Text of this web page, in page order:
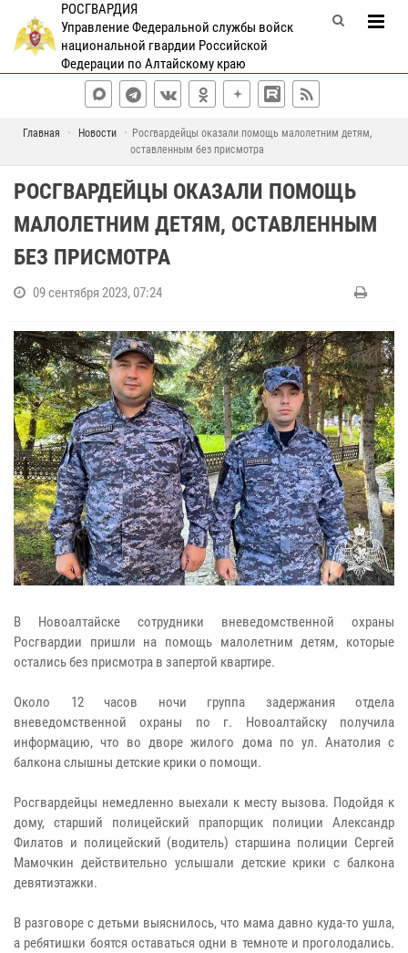
РОСГВАРДИЯ
Управление Федеральной службы войск
национальной гвардии Российской
Федерации по Алтайскому краю
Главная Новости
Росгвардейцы оказали помощь малолетним детям,
оставленным без присмотра
РОСГВАРДЕЙЦЫ ОКАЗАЛИ ПОМОЩЬ
МАЛОЛЕТНИМ ДЕТЯМ, ОСТАВЛЕННЫМ
БЕЗ ПРИСМОТРА
09 сентября 2023, 07:24
В Новоалтайске сотрудники вневедомственной охраны
Росгвардии пришли на помощь малолетним детям, которые
остались без присмотра в запертой квартире.
Около 12 часов ночи группа задержания отдела
вневедомственной охраны по г. Новоалтайску получила
информацию, что во дворе жилого дома по ул. Анатолия с
балкона слышны детские крики о помощи.
Росгвардейцы немедленно выехали к месту вызова. Подойдя к
дому, старший полицейский прапорщик полиции Александр
Филатов и полицейский (водитель) старшина полиции Сергей
Мамочкин действительно услышали детские крики с балкона
девятиэтажки.
В разговоре с детьми выяснилось, что мама давно куда-то ушла,
а ребятишки боятся оставаться одни в темноте и проголодались.